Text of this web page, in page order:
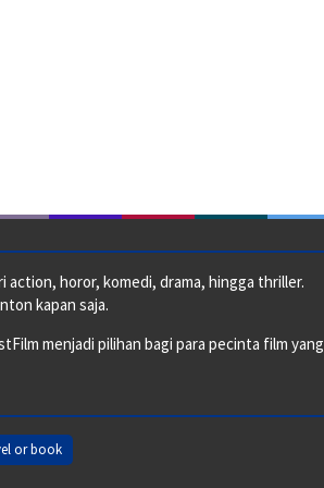
horor, komedi, drama, hingga thriller.
kapan saja.
menjadi pilihan bagi para pecinta film yang
or book